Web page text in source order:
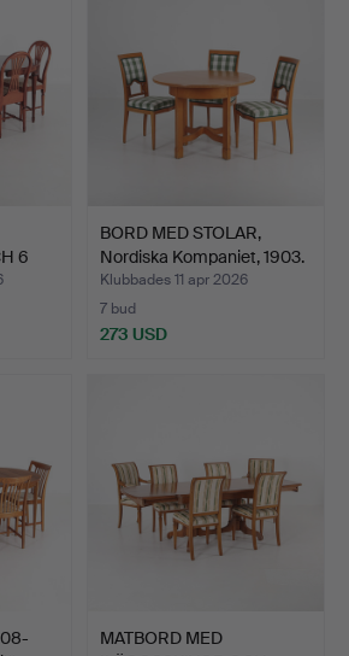
6
BORD MED STOLAR,
Nordiska Kompaniet, 1903.
Klubbades 11 apr 2026
7 bud
273 USD
MATBORD MED